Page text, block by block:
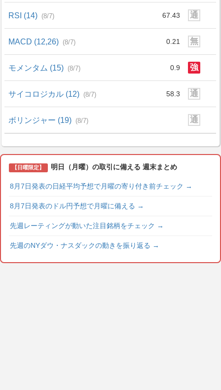
RSI (14) (8/7) 67.43 通
MACD (12,26) (8/7) 0.21 無
モメンタム (15) (8/7) 0.9 強
サイコロジカル (12) (8/7) 58.3 通
ボリンジャー (19) (8/7) 通
【日曜限定】 明日（月曜）の取引に備える 週末まとめ
8月7日発表の日経平均予想で月曜の寄り付き前チェック →
8月7日発表のドル円予想で月曜に備える →
先週レーティングが動いた注目銘柄をチェック →
先週のNYダウ・ナスダックの動きを振り返る →